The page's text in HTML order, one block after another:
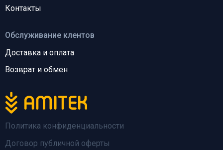
Политика конфиденциальности
Договор публичной оферты
Обслуживание клентов
Доставка и оплата
Возврат и обмен
Контакты